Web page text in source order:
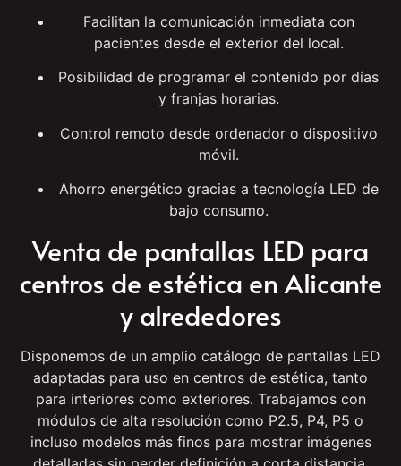
Refuerzan la imagen profesional y tecnológica
de la clínica.
pacientes desde el exterior del local.
y franjas horarias.
Control remoto desde ordenador o dispositivo
móvil.
bajo consumo.
Venta de pantallas LED para
centros de estética en Alicante
y alrededores
Disponemos de un amplio catálogo de pantallas LED
adaptadas para uso en centros de estética, tanto
para interiores como exteriores. Trabajamos con